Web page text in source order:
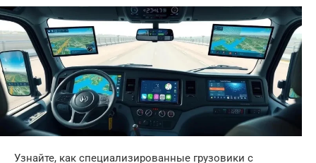
Узнайте, как специализированные грузовики с